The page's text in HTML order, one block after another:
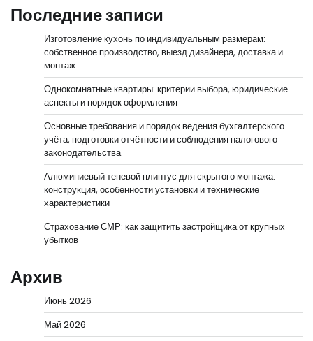
Последние записи
Изготовление кухонь по индивидуальным размерам:
собственное производство, выезд дизайнера, доставка и
монтаж
Однокомнатные квартиры: критерии выбора, юридические
аспекты и порядок оформления
Основные требования и порядок ведения бухгалтерского
учёта, подготовки отчётности и соблюдения налогового
законодательства
Алюминиевый теневой плинтус для скрытого монтажа:
конструкция, особенности установки и технические
характеристики
Страхование СМР: как защитить застройщика от крупных
убытков
Архив
Июнь 2026
Май 2026